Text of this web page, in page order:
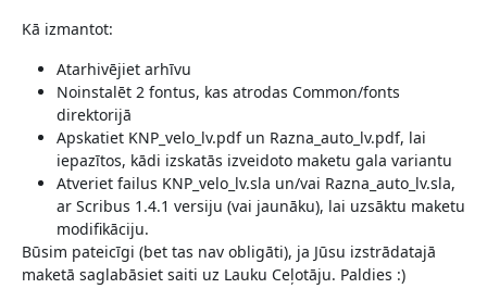
Kā izmantot:
Atarhivējiet arhīvu
Noinstalēt 2 fontus, kas atrodas Common/fonts
direktorijā
Apskatiet KNP_velo_lv.pdf un Razna_auto_lv.pdf, lai
iepazītos, kādi izskatās izveidoto maketu gala variantu
Atveriet failus KNP_velo_lv.sla un/vai Razna_auto_lv.sla,
ar Scribus 1.4.1 versiju (vai jaunāku), lai uzsāktu maketu
modifikāciju.
Būsim pateicīgi (bet tas nav obligāti), ja Jūsu izstrādatajā
maketā saglabāsiet saiti uz Lauku Ceļotāju. Paldies :)